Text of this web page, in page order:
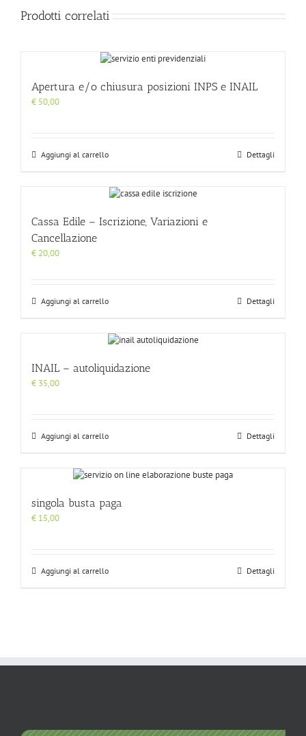
Prodotti correlati
Apertura e/o chiusura posizioni INPS e INAIL
€ 50,00
Aggiungi al carrello Dettagli
Cassa Edile – Iscrizione, Variazioni e
Cancellazione
€ 20,00
Aggiungi al carrello Dettagli
INAIL – autoliquidazione
€ 35,00
Aggiungi al carrello Dettagli
singola busta paga
€ 15,00
Aggiungi al carrello Dettagli